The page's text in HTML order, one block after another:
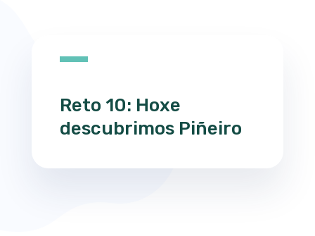
Reto 10: Hoxe
descubrimos Piñeiro